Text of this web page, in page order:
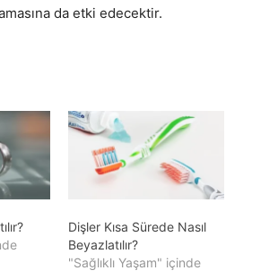
da etki edecektir.
Dişler Kısa Sürede Nasıl
Beyazlatılır?
"Sağlıklı Yaşam" içinde